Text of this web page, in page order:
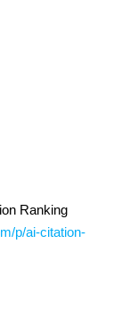
Ranking
p/ai-citation-